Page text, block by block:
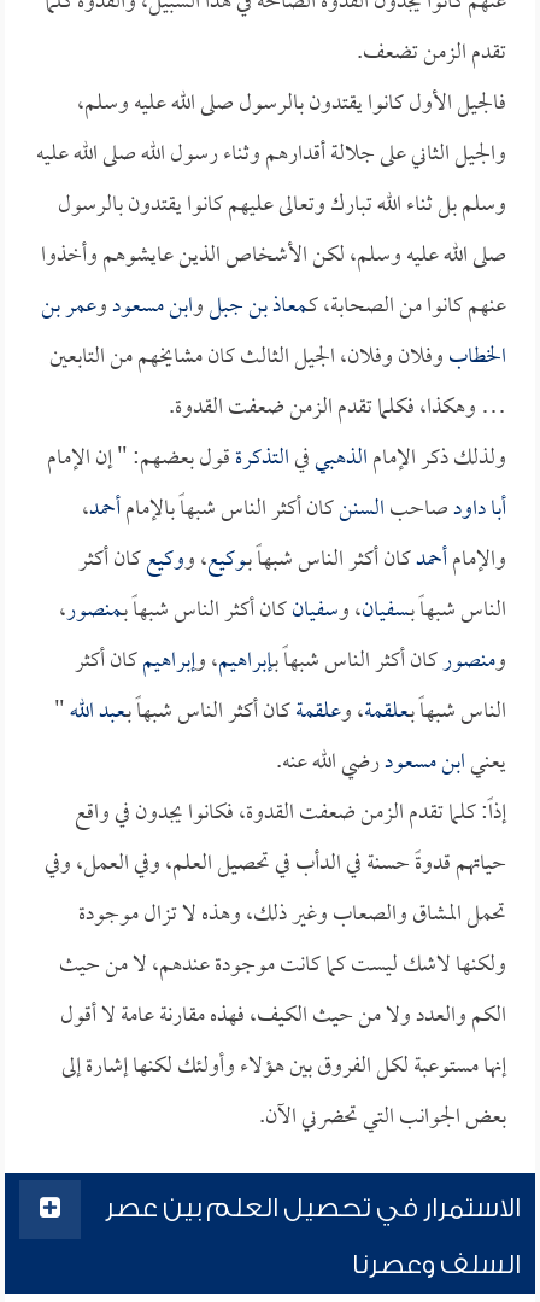
تقدم الزمن تضعف.
فالجيل الأول كانوا يقتدون بالرسول صلى الله عليه وسلم،
والجيل الثاني على جلالة أقدارهم وثناء رسول الله صلى الله عليه
وسلم بل ثناء الله تبارك وتعالى عليهم كانوا يقتدون بالرسول
صلى الله عليه وسلم، لكن الأشخاص الذين عايشوهم وأخذوا
عنهم كانوا من الصحابة، كـمعاذ بن جبلوابن مسعودوعمر بن
الخطابوفلان وفلان، الجيل الثالث كان مشايخهم من التابعين
… وهكذا، فكلما تقدم الزمن ضعفت القدوة.
ولذلك ذكر الإمامالذهبيفيالتذكرةقول بعضهم: " إن الإمام
أبا داودصاحبالسننكان أكثر الناس شبهاً بالإمامأحمد،
والإمامأحمدكان أكثر الناس شبهاً بـوكيع، ووكيعكان أكثر
الناس شبهاً بـسفيان، وسفيانكان أكثر الناس شبهاً بـمنصور،
ومنصوركان أكثر الناس شبهاً بـإبراهيم، وإبراهيمكان أكثر
الناس شبهاً بـعلقمة، وعلقمةكان أكثر الناس شبهاً بـعبد الله"
يعنيابن مسعودرضي الله عنه.
إذاً: كلما تقدم الزمن ضعفت القدوة، فكانوا يجدون في واقع
حياتهم قدوةً حسنة في الدأب في تحصيل العلم، وفي العمل، وفي
تحمل المشاق والصعاب وغير ذلك، وهذه لا تزال موجودة
ولكنها لاشك ليست كما كانت موجودة عندهم، لا من حيث
الكم والعدد ولا من حيث الكيف، فهذه مقارنة عامة لا أقول
إنها مستوعبة لكل الفروق بين هؤلاء وأولئك لكنها إشارة إلى
بعض الجوانب التي تحضرني الآن.
الاستمرار في تحصيل العلم بين عصر
السلف وعصرنا